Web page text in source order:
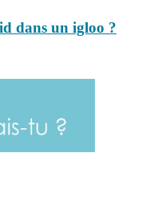
dans un igloo ?